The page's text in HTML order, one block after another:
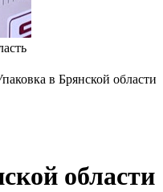
области